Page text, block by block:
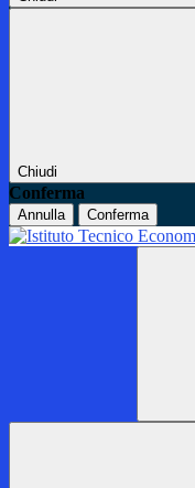
Chiudi
Conferma
Annulla Conferma